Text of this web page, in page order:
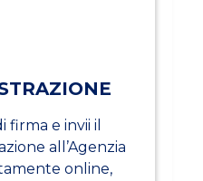
firma e invii il
all’Agenzia
online,